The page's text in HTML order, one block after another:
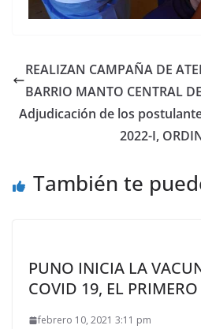
REALIZAN CAMPAÑA DE
BARRIO MANTO CENTRAL
Adjudicación de los
2022-I,
También te
PUNO INICIA LA
COVID 19, EL
febrero 10, 2021 3:11 pm